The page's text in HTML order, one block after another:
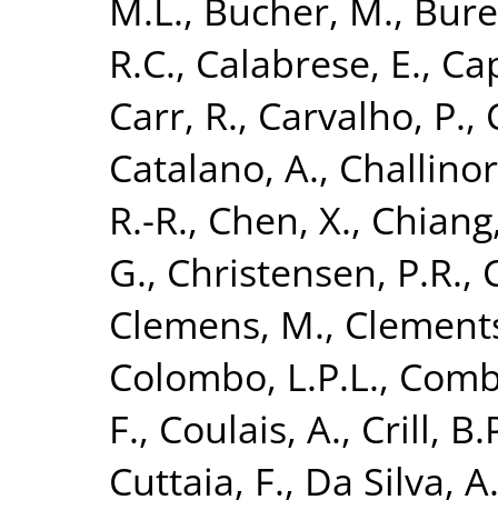
M.L., Bucher, M.,
R.C., Calabrese, E.,
Carr, R., Carvalho, P.,
Catalano, A.,
R.-R., Chen, X.,
G., Christensen, P.R.,
Clemens, M.,
Colombo, L.P.L.,
F., Coulais, A., Crill,
Cuttaia, F., Da Silva, A.